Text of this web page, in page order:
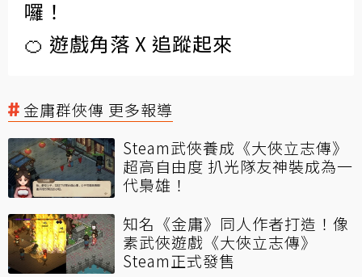
囉！
🍊 遊戲角落 X 追蹤起來
金庸群俠傳 更多報導
Steam武俠養成《大俠立志傳》
超高自由度 扒光隊友神裝成為一
代梟雄！
知名《金庸》同人作者打造！像
素武俠遊戲《大俠立志傳》
Steam正式發售